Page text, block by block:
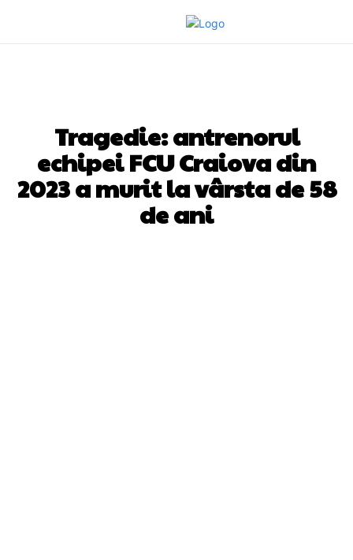
Tragedie: antrenorul
echipei FCU Craiova din
2023 a murit la vârsta de 58
de ani